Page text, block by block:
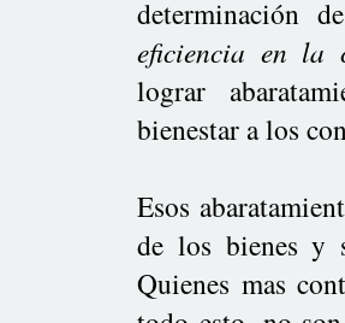
determinación
eficiencia en la
lograr
bienestar a los
Esos
de los bienes y
Quienes mas